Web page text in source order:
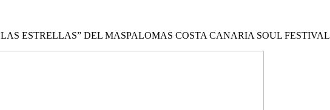
ESTRELLAS” DEL MASPALOMAS COSTA CANARIA SOUL FESTIVAL